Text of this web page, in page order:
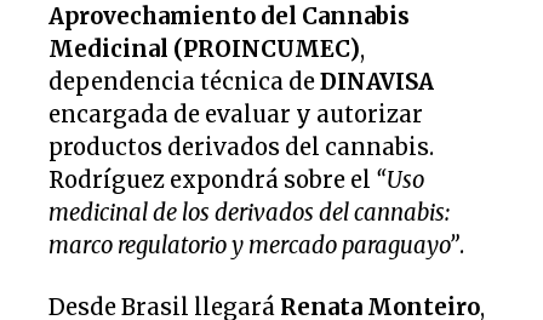
Aprovechamiento del Cannabis
Medicinal (PROINCUMEC),
dependencia técnica deDINAVISA
encargada de evaluar y autorizar
productos derivados del cannabis.
Rodríguez expondrá sobre el “Uso
medicinal de los derivados del cannabis:
marco regulatorio y mercado paraguayo”.
Desde Brasil llegará Renata Monteiro,